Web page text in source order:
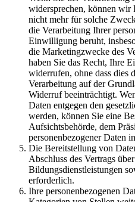
widersprechen, können wir
nicht mehr für solche
die Verarbeitung Ihrer
Einwilligung beruht,
die Marketingzwecke des
haben Sie das Recht, Ihre
widerrufen, ohne dass dies
Verarbeitung auf der
Widerruf beeinträchtigt.
Daten entgegen den
werden, können Sie eine
Aufsichtsbehörde, dem
personenbezogener Daten
Die Bereitstellung von
Abschluss des Vertrags
Bildungsdienstleistungen
erforderlich.
Ihre personenbezogenen